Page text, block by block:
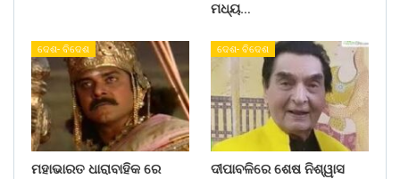
ମଧ୍ୟ…
ଦେଶ- ବିଦେଶ
ମହାଭାରତ ଧାରାବାହିକ ରେ
ଦେଶ- ବିଦେଶ
ଦୀପାବଳିରେ ଶେଷ ନିଶ୍ୱାସ